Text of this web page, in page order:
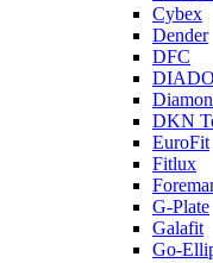
Cybex
Dender
DFC
DKN
EuroFit
Fitlux
G-Plate
Galafit
Go-